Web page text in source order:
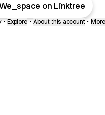
on Linktree
• Explore • About this account •